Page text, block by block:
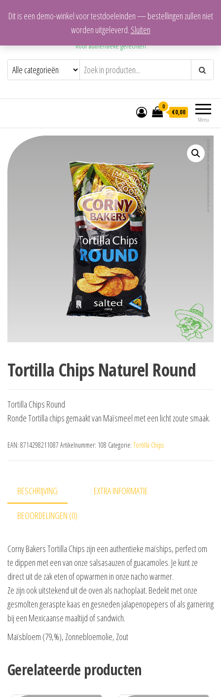
Mijn Mexicaanse Keuken
Voor authentieke gerechten
Menu
0
€0,00
Tortilla Chips Naturel Round
Tortilla Chips Round
Ronde Tortilla chips gemaakt van Maïsmeel met een licht zoute smaak.
EAN: 8714298211087 Artikelnummer: 108 Categorie: Tortilla Chips
BESCHRIJVING EXTRA INFORMATIE
BEOORDELINGEN (0)
Corny Bakers Tortilla Chips zijn een authentieke maïships, perfect om
te dippen met een van onze salsasauzen of guacamoles. Je kunt ze
direct uit de zak eten of opwarmen in onze nacho warmer.
Ze zijn ook uitstekend uit de oven als nachoplaat. Bedekt met onze
gesmolten geraspte kaas en gesneden jalapenopepers of als garnering
bij een Mexicaanse maaltijd of sandwich.
Maïsbloem (79,%), Zonnebloemolie, Zout
Gerelateerde producten
Dit is een demo-winkel voor testdoeleinden — bestellingen zullen niet
worden uitgeleverd. Sluiten